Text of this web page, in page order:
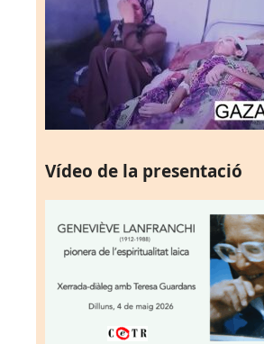
Vídeo de la presentació